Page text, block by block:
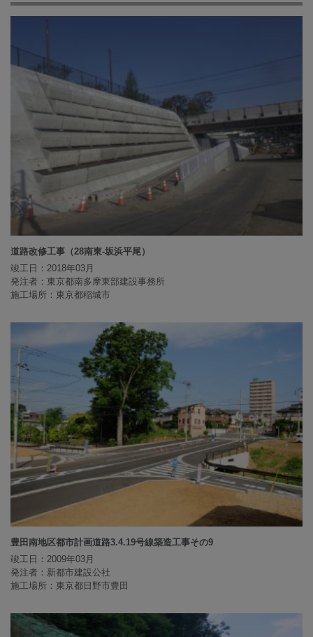
道路改修工事（28南東-坂浜平尾）
竣工日：2018年03月
発注者：東京都南多摩東部建設事務所
施工場所：東京都稲城市
豊田南地区都市計画道路3.4.19号線築造工事その9
竣工日：2009年03月
発注者：新都市建設公社
施工場所：東京都日野市豊田